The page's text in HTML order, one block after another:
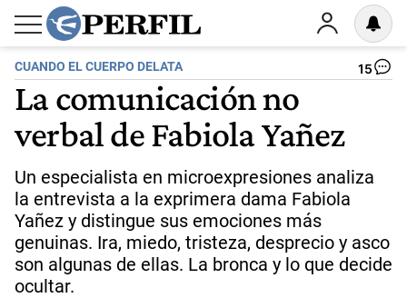
CUANDO EL CUERPO DELATA 15
La comunicación no
verbal de Fabiola Yañez
Un especialista en microexpresiones analiza
la entrevista a la exprimera dama Fabiola
Yañez y distingue sus emociones más
genuinas. Ira, miedo, tristeza, desprecio y asco
son algunas de ellas. La bronca y lo que decide
ocultar.